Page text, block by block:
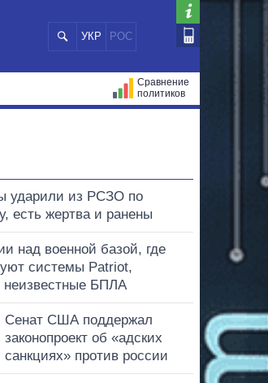
УКР РОС
Сравнение
политиков
ударили из РСЗО по
есть жертва и ранены
над военной базой, где
системы Patriot,
неизвестные БПЛА
Сенат США поддержал
законопроект об «адских
санкциях» против россии